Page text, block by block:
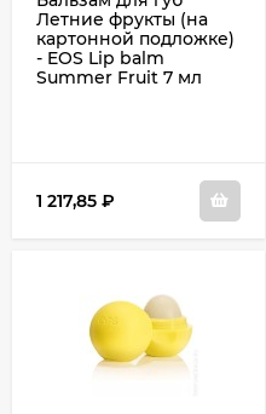
Летние фрукты (на
картонной подложке)
- EOS Lip balm
Summer Fruit 7 мл
1 217,85 ₽